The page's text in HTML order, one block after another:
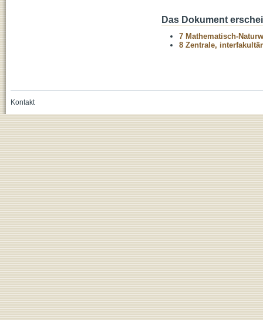
Das Dokument
7 Mathematisch-
8 Zentrale,
Kontakt